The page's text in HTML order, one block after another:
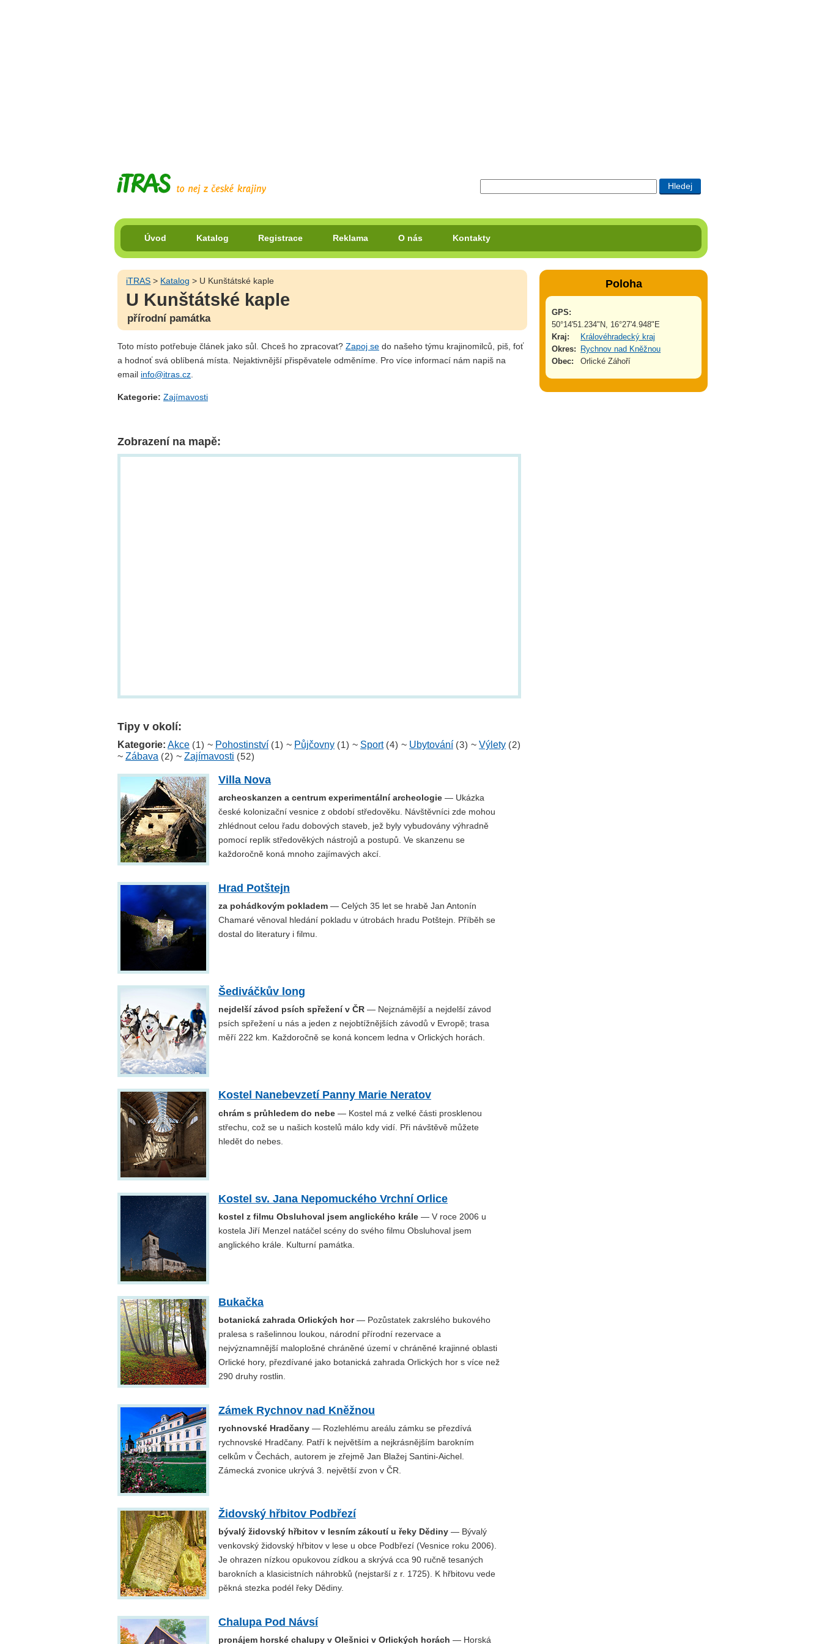
Úvod Katalog Registrace Reklama O nás Kontakty
iTRAS > Katalog > U Kunštátské kaple
U Kunštátské kaple
přírodní památka
Toto místo potřebuje článek jako sůl. Chceš ho zpracovat? Zapoj se do našeho týmu krajinomilců, piš, foť
a hodnoť svá oblíbená místa. Nejaktivnější přispěvatele odměníme. Pro více informací nám napiš na
email info@itras.cz
Kategorie: Zajímavosti
Zobrazení na mapě:
Tipy v okolí:
Kategorie: Akce (1) ~ Pohostinství (1) ~ Půjčovny (1) ~ Sport (4) ~ Ubytování (3) ~ Výlety (2)
~ Zábava (2) ~ Zajímavosti (52)
Villa Nova
archeoskanzen a centrum experimentální archeologie — Ukázka
české kolonizační vesnice z období středověku. Návštěvníci zde mohou
zhlédnout celou řadu dobových staveb, jež byly vybudovány výhradně
pomocí replik středověkých nástrojů a postupů. Ve skanzenu se
každoročně koná mnoho zajímavých akcí.
Hrad Potštejn
za pohádkovým pokladem — Celých 35 let se hrabě Jan Antonín
Chamaré věnoval hledání pokladu v útrobách hradu Potštejn. Příběh se
dostal do literatury i filmu.
Šediváčkův long
nejdelší závod psích spřežení v ČR — Nejznámější a nejdelší závod
psích spřežení u nás a jeden z nejobtížnějších závodů v Evropě; trasa
měří 222 km. Každoročně se koná koncem ledna v Orlických horách.
Kostel Nanebevzetí Panny Marie Neratov
chrám s průhledem do nebe — Kostel má z velké části prosklenou
střechu, což se u našich kostelů málo kdy vidí. Při návštěvě můžete
hledět do nebes.
Kostel sv. Jana Nepomuckého Vrchní Orlice
kostel z filmu Obsluhoval jsem anglického krále — V roce 2006 u
kostela Jiří Menzel natáčel scény do svého filmu Obsluhoval jsem
anglického krále. Kulturní památka.
Bukačka
botanická zahrada Orlických hor— Pozůstatek zakrslého bukového
pralesa s rašelinnou loukou, národní přírodní rezervace a
nejvýznamnější maloplošné chráněné území v chráněné krajinné oblasti
Orlické hory, přezdívané jako botanická zahrada Orlických hor s více než
290 druhy rostlin.
Zámek Rychnov nad Kněžnou
rychnovské Hradčany — Rozlehlému areálu zámku se přezdívá
rychnovské Hradčany. Patří k největším a nejkrásnějším barokním
celkům v Čechách, autorem je zřejmě Jan Blažej Santini-Aichel.
Zámecká zvonice ukrývá 3. největší zvon v ČR.
Židovský hřbitov Podbřezí
bývalý židovský hřbitov v lesním zákoutí u řeky Dědiny — Bývalý
venkovský židovský hřbitov v lese u obce Podbřezí (Vesnice roku 2006).
Je ohrazen nízkou opukovou zídkou a skrývá cca 90 ručně tesaných
barokních a klasicistních náhrobků (nejstarší z r. 1725). K hřbitovu vede
pěkná stezka podél řeky Dědiny.
Chalupa Pod Návsí
pronájem horské chalupy v Olešnici v Orlických horách — Horská
Poloha
GPS:
50°14'51.234"N, 16°27'4.948"E
Kraj:
Královéhradecký kraj
Okres:
Rychnov nad Kněžnou
Obec:
Orlické Záhoří